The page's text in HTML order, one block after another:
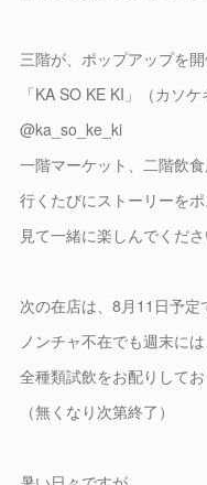
三階が、ポップアップを
「KA SO KE KI」（カソケ
@ka_so_ke_ki
一階マーケット、二階飲食
行くたびにストーリーをポ
見て一緒に楽しんでくださ
次の在店は、8月11日予定
ノンチャ不在でも週末には
全種類試飲をお配りしてお
（無くなり次第終了）